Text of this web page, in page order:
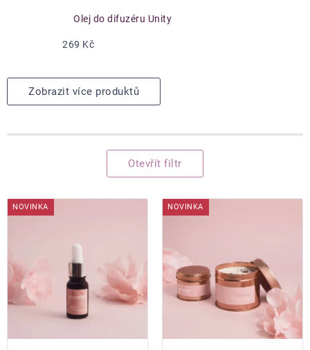
Olej do difuzéru Unity
269 Kč
Zobrazit více produktů
Otevřít filtr
produktů
NOVINKA NOVINKA